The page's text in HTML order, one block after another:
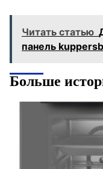
Читать статью
панель
Больше